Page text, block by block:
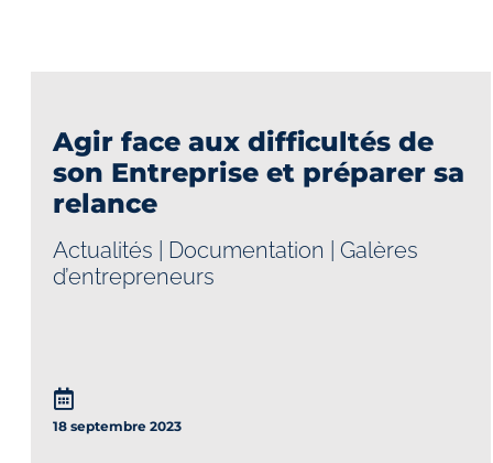
Agir face aux difficultés de
son Entreprise et préparer sa
relance
Actualités Documentation |Galères
d’entrepreneurs
18 septembre 2023